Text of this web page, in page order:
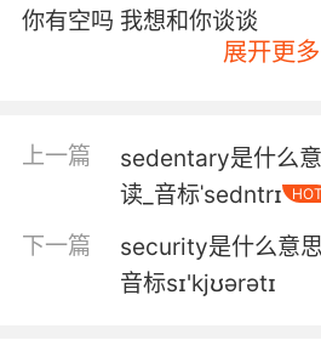
你有空吗 我想和你谈谈
6. Stop your work, both of
先别忙工作了 你们俩 就一下
7. Are you waving or
展开更多
上一篇
sedentary是什么
读_音标ˈsedntrɪ
下一篇
security是什么意
音标sɪ'kjʊərətɪ